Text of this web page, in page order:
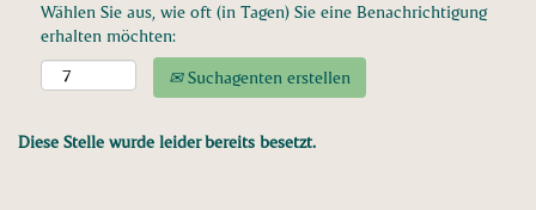
Wählen Sie aus, wie oft (in Tagen) Sie eine Benachrichtigung
erhalten möchten:
Suchagenten erstellen
Diese Stelle wurde leider bereits besetzt.